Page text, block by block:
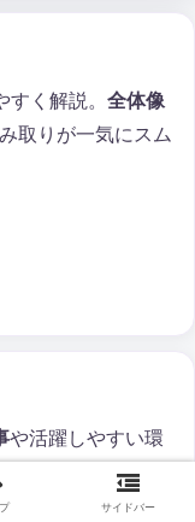
すく解説。 全体像
取りが一気にスム
や活躍しやすい環
サイドバー